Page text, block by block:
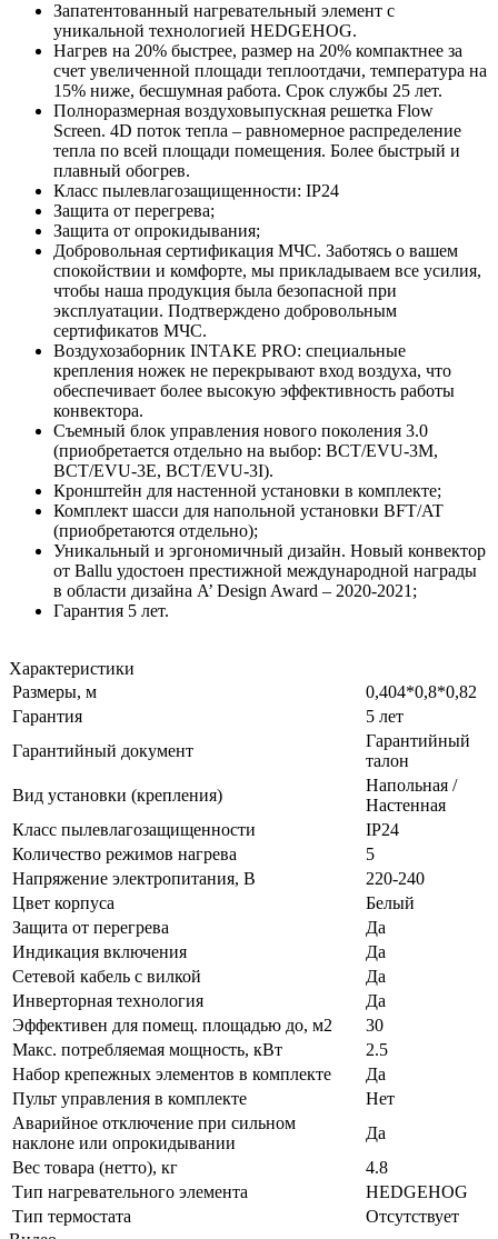
Запатентованный нагревательный элемент с
уникальной технологией HEDGEHOG.
Нагрев на 20% быстрее, размер на 20% компактнее за
счет увеличенной площади теплоотдачи, температура на
15% ниже, бесшумная работа. Срок службы 25 лет.
Полноразмерная воздуховыпускная решетка Flow
Screen. 4D поток тепла – равномерное распределение
тепла по всей площади помещения. Более быстрый и
плавный обогрев.
Класс пылевлагозащищенности: IP24
Защита от перегрева;
Защита от опрокидывания;
Добровольная сертификация МЧС. Заботясь о вашем
спокойствии и комфорте, мы прикладываем все усилия,
чтобы наша продукция была безопасной при
эксплуатации. Подтверждено добровольным
сертификатов МЧС.
Воздухозаборник INTAKE PRO: специальные
крепления ножек не перекрывают вход воздуха, что
обеспечивает более высокую эффективность работы
конвектора.
Съемный блок управления нового поколения 3.0
(приобретается отдельно на выбор: BCT/EVU-3M,
BCT/EVU-3E, BCT/EVU-3I).
Кронштейн для настенной установки в комплекте;
Комплект шасси для напольной установки BFT/AT
(приобретаются отдельно);
Уникальный и эргономичный дизайн. Новый конвектор
от Ballu удостоен престижной международной награды
в области дизайна A’ Design Award – 2020-2021;
Гарантия 5 лет.
Характеристики
Размеры, м
0,404*0,8*0,82
Гарантия
5 лет
Гарантийный документ
Гарантийный
талон
Вид установки (крепления)
Напольная /
Настенная
Класс пылевлагозащищенности
IP24
Количество режимов нагрева
5
Напряжение электропитания, В
220-240
Цвет корпуса
Белый
Защита от перегрева
Да
Индикация включения
Да
Сетевой кабель с вилкой
Да
Инверторная технология
Да
Эффективен для помещ. площадью до, м2
30
Макс. потребляемая мощность, кВт
2.5
Набор крепежных элементов в комплекте
Да
Пульт управления в комплекте
Нет
Аварийное отключение при сильном
наклоне или опрокидывании
Да
Вес товара (нетто), кг
4.8
Тип нагревательного элемента
HEDGEHOG
Тип термостата
Отсутствует